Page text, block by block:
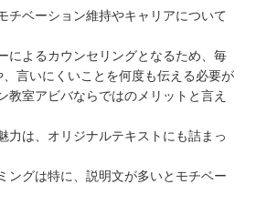
チベーション維持やキャリアについて
によるカウンセリングとなるため、毎
言いにくいことを何度も伝える必要が
教室アビバならではのメリットと言え
力は、オリジナルテキストにも詰まっ
ングは特に、説明文が多いとモチベー